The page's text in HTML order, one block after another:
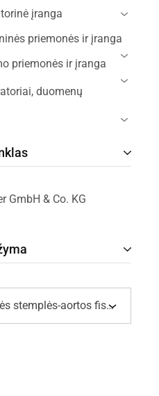
įranga
priemonės ir įranga
priemonės ir įranga
duomenų
GmbH & Co. KG
Trauminės stemplės-aortos fistulės modeliai